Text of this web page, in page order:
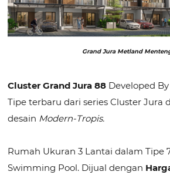
Grand Jura Metland
Cluster Grand Jura 88 Developed
Tipe terbaru dari series Cluster Jura
desain Modern-Tropis.
Rumah Ukuran 3 Lantai dalam Tipe
Swimming Pool. Dijual dengan